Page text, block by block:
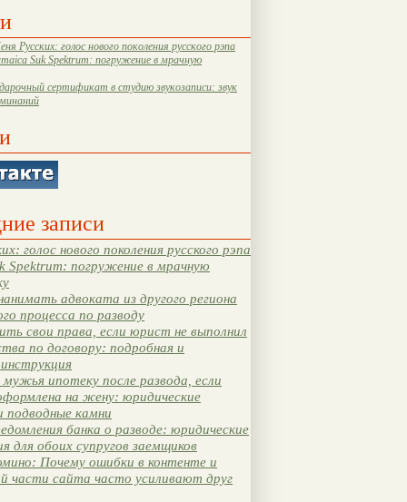
Русских: голос нового поколения русского рэпа
Suk Spektrum: погружение в мрачную
сертификат в студию звукозаписи: звук
записи
голос нового поколения русского рэпа
Spektrum: погружение в мрачную
адвоката из другого региона
процесса по разводу
свои права, если юрист не выполнил
по договору: подробная и
ипотеку после развода, если
на жену: юридические
подводные камни
банка о разводе: юридические
для обоих супругов заемщиков
Почему ошибки в контенте и
части сайта часто усиливают друг